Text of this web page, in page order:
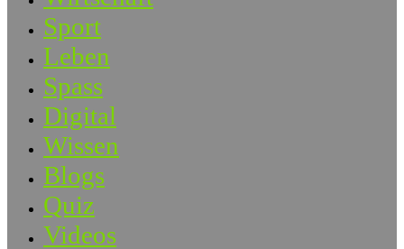
Sport
Leben
Spass
Digital
Wissen
Blogs
Quiz
Videos